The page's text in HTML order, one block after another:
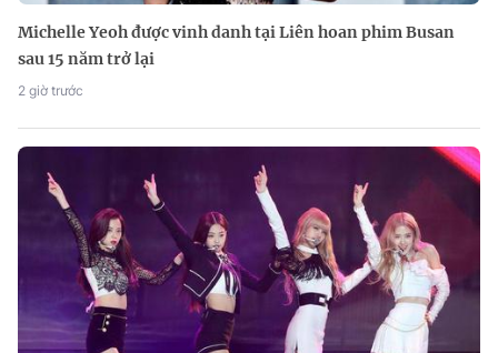
Michelle Yeoh được vinh danh tại Liên hoan phim Busan
sau 15 năm trở lại
2 giờ trước